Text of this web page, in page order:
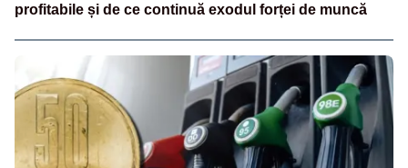
profitabile și de ce continuă exodul forței de muncă